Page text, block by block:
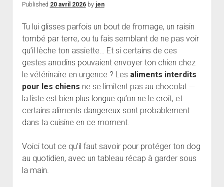
Published 20 avril 2026by jen
Tu lui glisses parfois un bout de fromage, un raisin
tombé par terre, ou tu fais semblant de ne pas voir
qu’il lèche ton assiette… Et si certains de ces
gestes anodins pouvaient envoyer ton chien chez
le vétérinaire en urgence ? Les aliments interdits
pour les chiens ne se limitent pas au chocolat —
la liste est bien plus longue qu’on ne le croit, et
certains aliments dangereux sont probablement
dans ta cuisine en ce moment.
Voici tout ce qu’il faut savoir pour protéger ton dog
au quotidien, avec un tableau récap à garder sous
la main.